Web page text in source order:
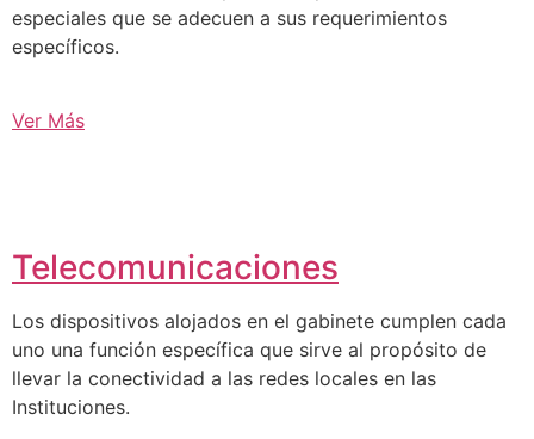
especiales que se adecuen a sus requerimientos
específicos.
Ver Más
Telecomunicaciones
Los dispositivos alojados en el gabinete cumplen cada
uno una función específica que sirve al propósito de
llevar la conectividad a las redes locales en las
Instituciones.